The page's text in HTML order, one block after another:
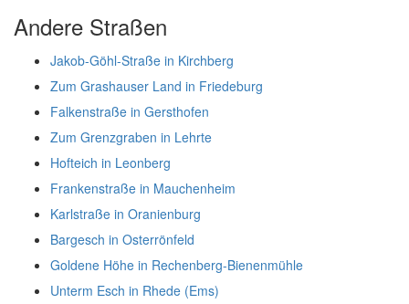
Andere Straßen
Jakob-Göhl-Straße in Kirchberg
Zum Grashauser Land in Friedeburg
Falkenstraße in Gersthofen
Zum Grenzgraben in Lehrte
Hofteich in Leonberg
Frankenstraße in Mauchenheim
Karlstraße in Oranienburg
Bargesch in Osterrönfeld
Goldene Höhe in Rechenberg-Bienenmühle
Unterm Esch in Rhede (Ems)